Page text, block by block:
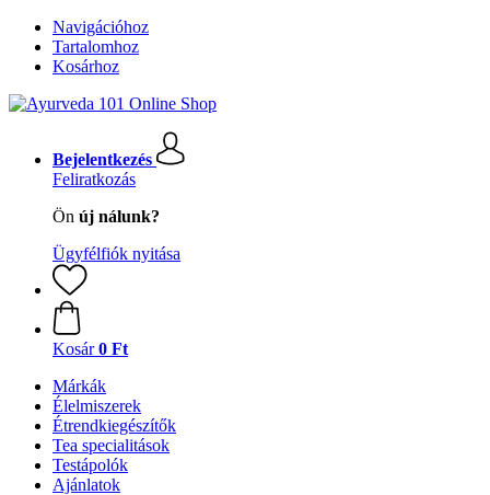
Navigációhoz
Tartalomhoz
Kosárhoz
Bejelentkezés
Feliratkozás
Ön új nálunk?
Ügyfélfiók nyitása
Kosár 0 Ft
Márkák
Élelmiszerek
Étrendkiegészítők
Tea specialitások
Testápolók
Ajánlatok